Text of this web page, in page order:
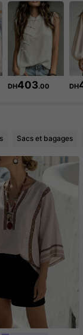
DH403.00 DH
Sacs et bagages